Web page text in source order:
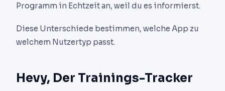
Programm in Echtzeit an, weil du es informierst.
Diese Unterschiede bestimmen, welche App zu
welchem Nutzertyp passt.
Hevy, Der Trainings-Tracker